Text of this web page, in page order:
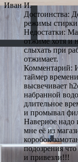
Иван И.
Достоинства:
режимы
Недостатки:
отжиме хотя и
слыхать при
отжимает.
Комментарий:
таймер
высвечивает
набранной
длительное
и промывал
Наверное надо
мне её из
коробок
подозрения
и привезли!!!